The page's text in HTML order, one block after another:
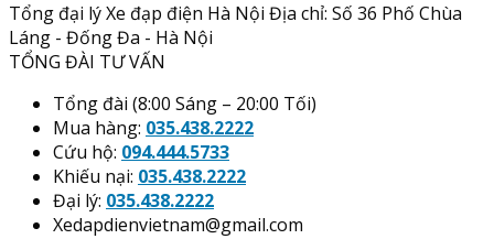
Tổng đại lý Xe đạp điện Hà Nội Địa chỉ: Số 36 Phố Chùa
Láng - Đống Đa - Hà Nội
TỔNG ĐÀI TƯ VẤN
Tổng đài (8:00 Sáng – 20:00 Tối)
Mua hàng: 035.438.2222
Cứu hộ: 094.444.5733
Khiếu nại: 035.438.2222
Đại lý: 035.438.2222
Xedapdienvietnam@gmail.com